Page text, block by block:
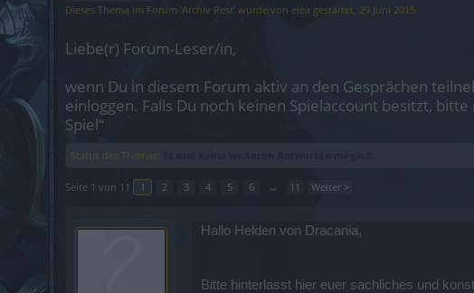
Dieses Thema im Forum 'Archiv Rest' wurde von elea gestartet, 29 Juni 2015.
Liebe(r) Forum-Leser/in,
wenn Du in diesem Forum aktiv an den Gesprächen
einloggen. Falls Du noch keinen Spielaccount besitzt,
Spiel“
Status des Themas:
Seite 1 von 11 1 2 3 4 5 6 → 11 Weiter >
Hallo Helden von Dracania,
Bitte hinterlasst hier euer sachliches und